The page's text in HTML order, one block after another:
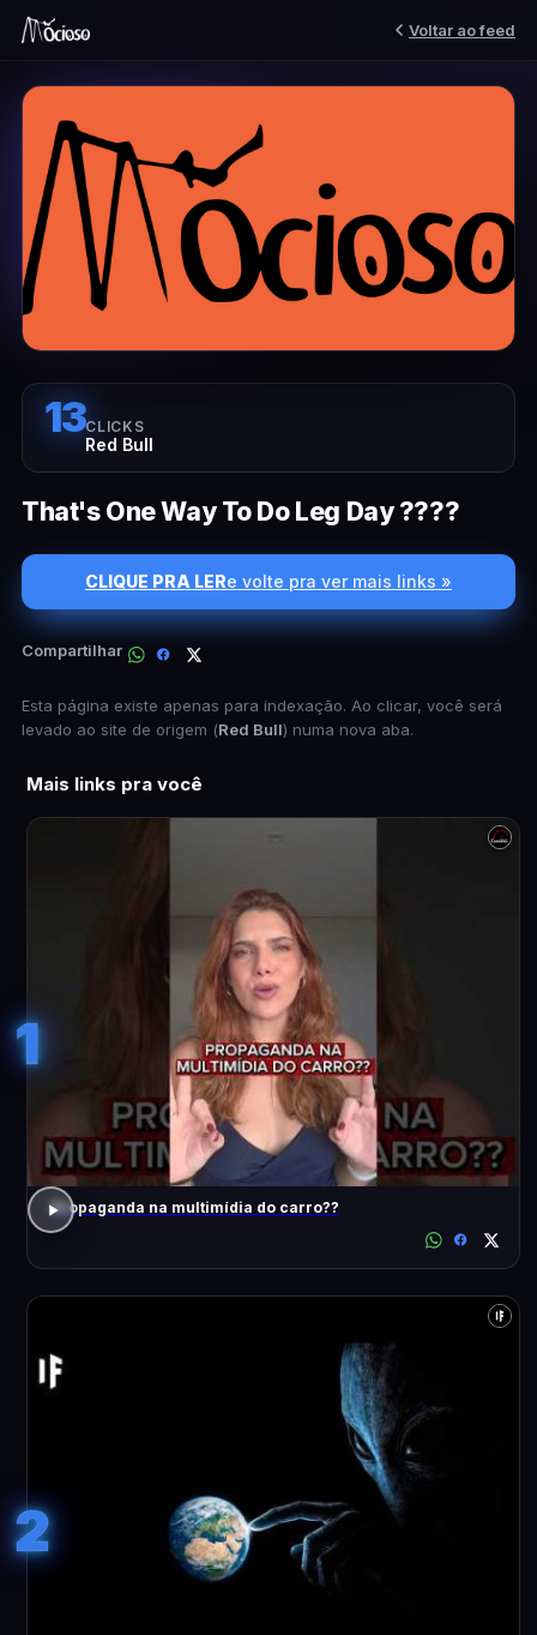
Voltar ao feed
13CLICKS
Red Bull
That's One Way To Do Leg Day ????
CLIQUE PRA LERe volte pra ver mais links »
Compartilhar
Esta página existe apenas para indexação. Ao clicar, você será
levado ao site de origem (Red Bull) numa nova aba.
Mais links pra você
1
Propaganda na multimídia do carro??
2